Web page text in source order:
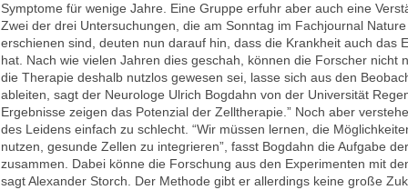
Symptome für wenige Jahre. Eine Gruppe erfuhr aber auch eine
Zwei der drei Untersuchungen, die am Sonntag im Fachjournal
erschienen sind, deuten nun darauf hin, dass die Krankheit auch das
hat. Nach wie vielen Jahren dies geschah, können die Forscher nicht
die Therapie deshalb nutzlos gewesen sei, lasse sich aus den
ableiten, sagt der Neurologe Ulrich Bogdahn von der Universität
Ergebnisse zeigen das Potenzial der Zelltherapie.” Noch aber
des Leidens einfach zu schlecht. “Wir müssen lernen, die
nutzen, gesunde Zellen zu integrieren”, fasst Bogdahn die Aufgabe
zusammen. Dabei könne die Forschung aus den Experimenten mit
sagt Alexander Storch. Der Methode gibt er allerdings keine große